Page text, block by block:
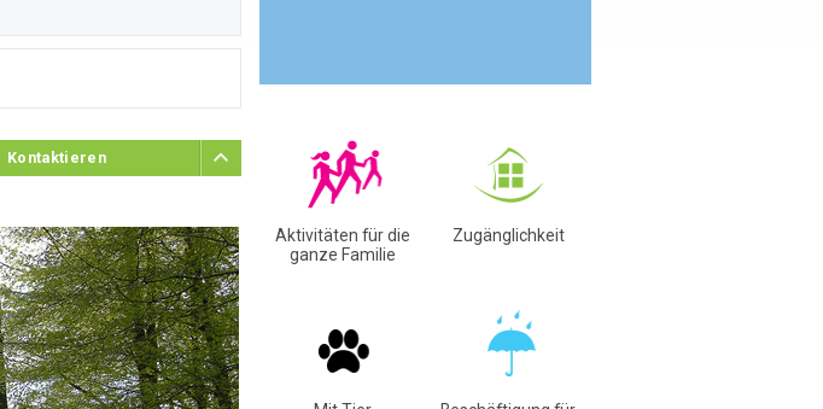
Kontaktieren
Aktivitäten für die
ganze Familie
Zugänglichkeit